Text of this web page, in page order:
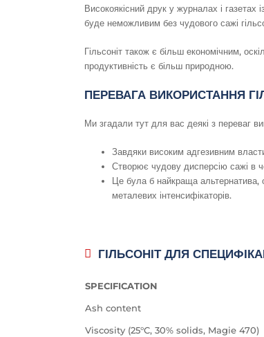
Високоякісний друк у журналах і
буде неможливим без чудового сажі
Гільсоніт також є більш економічним,
продуктивність є більш природною.
ПЕРЕВАГА ВИКОРИСТАННЯ
Ми згадали тут для вас деякі з переваг
Завдяки високим адгезивним
Створює чудову дисперсію сажі в
Це була б найкраща альтернатива,
металевих інтенсифікаторів.
ГІЛЬСОНІТ ДЛЯ
SPECIFICATION
Ash content
Viscosity (25°C, 30% solids, Magie 470)